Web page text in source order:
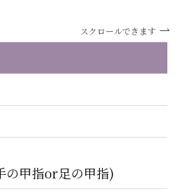
スクロールできます
の甲指or足の甲指)